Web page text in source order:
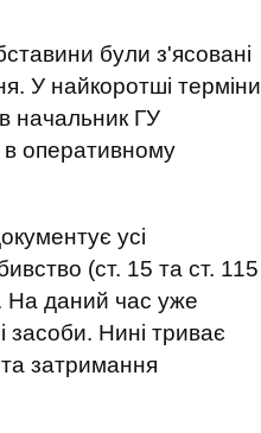
були з'ясовані
У найкоротші терміни
начальник ГУ
в оперативному
усі
(ст. 15 та ст. 115
На даний час уже
засоби. Нині триває
затримання